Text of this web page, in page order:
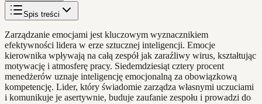
Spis treści
Zarządzanie emocjami jest kluczowym wyznacznikiem
efektywności lidera w erze sztucznej inteligencji. Emocje
kierownika wpływają na całą zespół jak zaraźliwy wirus, kształtując
motywację i atmosferę pracy. Siedemdziesiąt cztery procent
menedżerów uznaje inteligencję emocjonalną za obowiązkową
kompetencję. Lider, który świadomie zarządza własnymi uczuciami
i komunikuje je asertywnie, buduje zaufanie zespołu i prowadzi do